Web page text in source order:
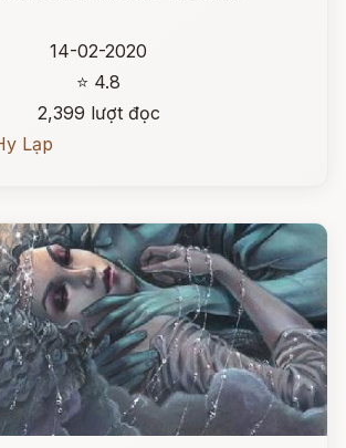
14-02-2020
⭐ 4.8
2,399 lượt đọc
Lạp